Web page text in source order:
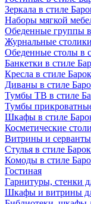
Зеркала в стиле
Наборы мягкой
Обеденные группы
Журнальные
Обеденные столы в
Банкетки в стиле
Кресла в стиле
Диваны в стиле
Тумбы ТВ в стиле
Тумбы
Шкафы в стиле
Косметические
Витрины и серванты
Стулья в стиле
Комоды в стиле
Гостиная
Гарнитуры, стенки
Шкафы и витрины